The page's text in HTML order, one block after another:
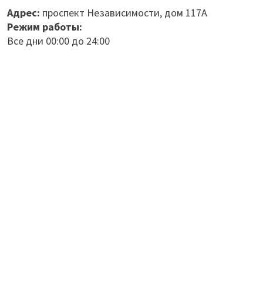
Адрес: проспект Независимости, дом 117А
Режим работы:
Все дни 00:00 до 24:00